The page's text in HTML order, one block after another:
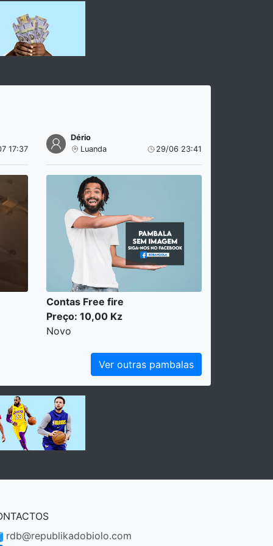
17:37
Dério
Luanda
29/06 23:41
Contas Free fire
Preço: 10,00 Kz
Novo
Ver outras pambalas
rdb@republikadobiolo.com